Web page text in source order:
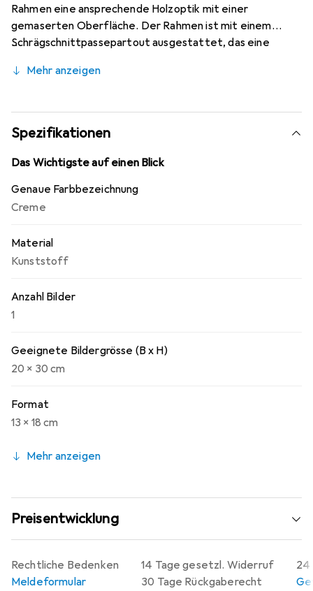
Rahmen eine ansprechende Holzoptik mit einer
gemaserten Oberfläche. Der Rahmen ist mit einem
Schrägschnittpassepartout ausgestattet, das eine
verschiedenen Formaten und Farben erhältlich, sodass er
integrieren lässt. Das gewaschene Klarglas schützt Ihre
Bilder vor Staub und Schmutz, während die MDF-
Rückwand für Stabilität sorgt. Der Rahmen ist sowohl für
Hoch- als auch Querformat geeignet und lässt sich
ermöglichen einen schnellen und unkomplizierten Wechsel
der Bilder.
Mehr anzeigen
Spezifikationen
Das Wichtigste auf einen Blick
Genaue Farbbezeichnung
Creme
Material
Kunststoff
Anzahl Bilder
1
Geeignete Bildergrösse (B x H)
20 x 30 cm
Format
13 x 18 cm
Mehr anzeigen
Preisentwicklung
14 Tage gesetzl. Widerruf
30 Tage Rückgaberecht
24
Rechtliche Bedenken
Meldeformular